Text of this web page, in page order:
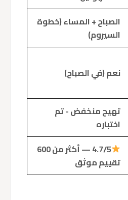
الصباح + المساء (خطوة
السيروم)
نعم (في الصباح)
تهيج منخفض - تم
اختباره
4.7/5 — أكثر من 600
تقييم موثق